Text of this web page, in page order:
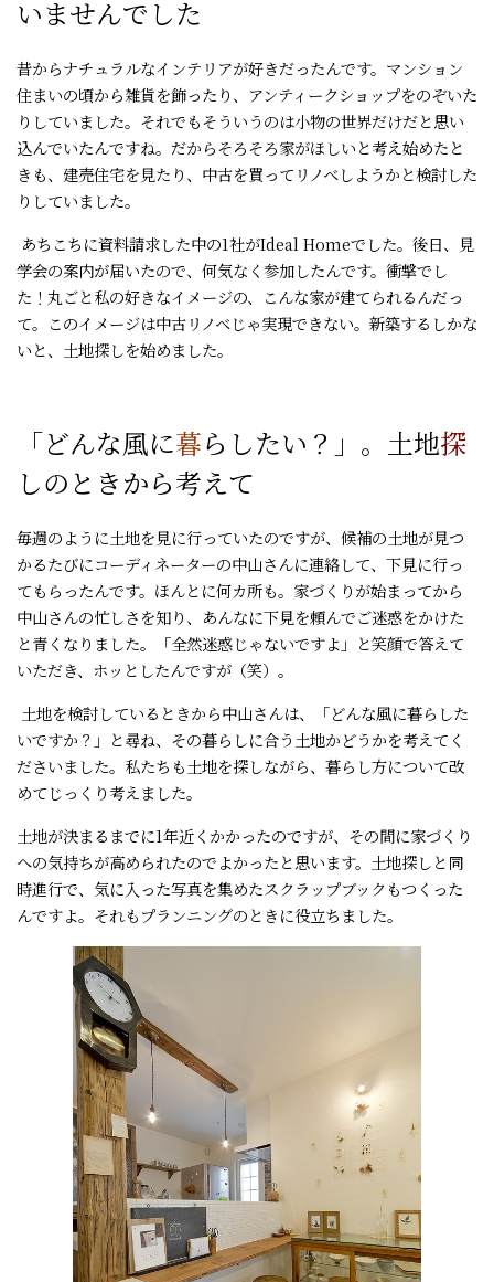
いませんでした
昔からナチュラルなインテリアが好きだったんです。マンション
住まいの頃から雑貨を飾ったり、アンティークショップをのぞいた
りしていました。それでもそういうのは小物の世界だけだと思い
込んでいたんですね。だからそろそろ家がほしいと考え始めたと
きも、建売住宅を見たり、中古を買ってリノベしようかと検討した
りしていました。
あちこちに資料請求した中の1社がIdeal Homeでした。後日、見
学会の案内が届いたので、何気なく参加したんです。衝撃でし
た！丸ごと私の好きなイメージの、こんな家が建てられるんだっ
て。このイメージは中古リノベじゃ実現できない。新築するしかな
いと、土地探しを始めました。
「どんな風に暮らしたい？」。土地探
しのときから考えて
毎週のように土地を見に行っていたのですが、候補の土地が見つ
かるたびにコーディネーターの中山さんに連絡して、下見に行っ
てもらったんです。ほんとに何カ所も。家づくりが始まってから
中山さんの忙しさを知り、あんなに下見を頼んでご迷惑をかけた
と青くなりました。「全然迷惑じゃないですよ」と笑顔で答えて
いただき、ホッとしたんですが（笑）。
土地を検討しているときから中山さんは、「どんな風に暮らした
いですか？」と尋ね、その暮らしに合う土地かどうかを考えてく
ださいました。私たちも土地を探しながら、暮らし方について改
めてじっくり考えました。
土地が決まるまでに1年近くかかったのですが、その間に家づくり
への気持ちが高められたのでよかったと思います。土地探しと同
時進行で、気に入った写真を集めたスクラップブックもつくった
んですよ。それもプランニングのときに役立ちました。